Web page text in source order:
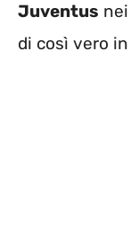
Juventus
di così vero